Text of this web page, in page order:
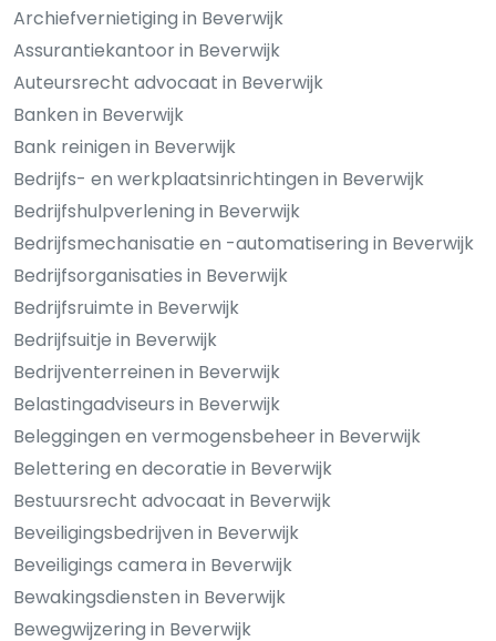
Archiefvernietiging in Beverwijk
Assurantiekantoor in Beverwijk
Auteursrecht advocaat in Beverwijk
Banken in Beverwijk
Bank reinigen in Beverwijk
Bedrijfs- en werkplaatsinrichtingen in Beverwijk
Bedrijfshulpverlening in Beverwijk
Bedrijfsmechanisatie en -automatisering in Beverwijk
Bedrijfsorganisaties in Beverwijk
Bedrijfsruimte in Beverwijk
Bedrijfsuitje in Beverwijk
Bedrijventerreinen in Beverwijk
Belastingadviseurs in Beverwijk
Beleggingen en vermogensbeheer in Beverwijk
Belettering en decoratie in Beverwijk
Bestuursrecht advocaat in Beverwijk
Beveiligingsbedrijven in Beverwijk
Beveiligings camera in Beverwijk
Bewakingsdiensten in Beverwijk
Bewegwijzering in Beverwijk